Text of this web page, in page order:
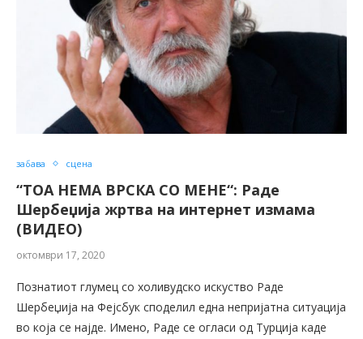
забава сцена
“ТОА НЕМА ВРСКА СО МЕНЕ“: Раде
Шербеџија жртва на интернет измама
(ВИДЕО)
октомври 17, 2020
Познатиот глумец со холивудско искуство Раде
Шербеџија на Фејсбук споделил една непријатна ситуација
во која се најде. Имено, Раде се огласи од Турција каде